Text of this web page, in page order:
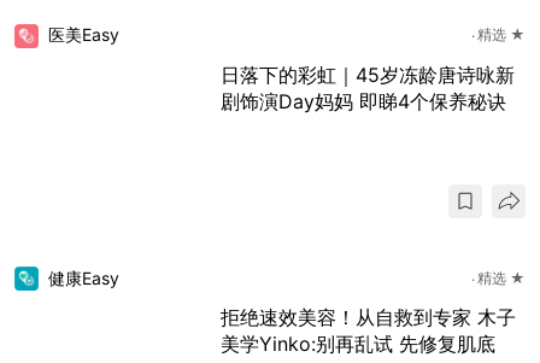
医美Easy 精选 ★
日落下的彩虹｜45岁冻龄唐诗咏新
剧饰演Day妈妈 即睇4个保养秘诀
健康Easy 精选 ★
拒绝速效美容！从自救到专家 木子
美学Yinko:别再乱试 先修复肌底